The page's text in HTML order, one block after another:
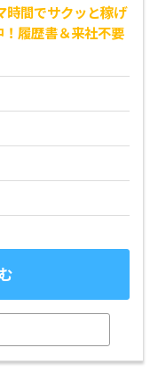
間でサクッと稼げ
履歴書＆来社不要